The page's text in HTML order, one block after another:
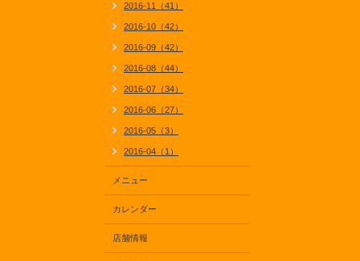
2016-11（41）
2016-10（42）
2016-09（42）
2016-08（44）
2016-07（34）
2016-06（27）
2016-05（3）
2016-04（1）
メニュー
カレンダー
店舗情報